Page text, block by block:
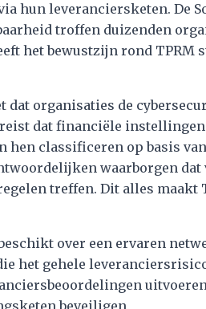
hun leveranciersketen. De
troffen duizenden
het bewustzijn rond TPRM
dat organisaties de
dat financiële
hen classificeren op basis
waarborgen dat
treffen. Dit alles maakt
over een ervaren
het gehele
beveiligen.